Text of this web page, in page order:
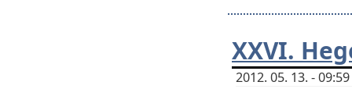
XXVI.
2012. 05. 13. -